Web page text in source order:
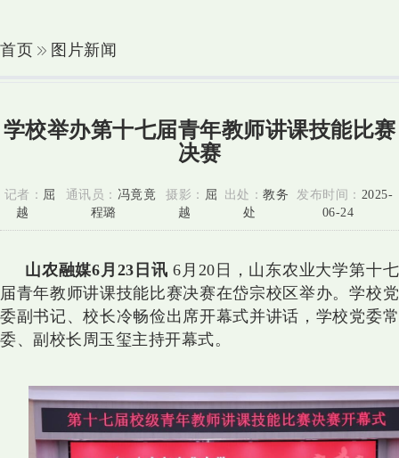
首页 图片新闻
学校举办第十七届青年教师讲课技能比赛
决赛
记者： 屈
越
通讯员： 冯竟竟
程璐
摄影： 屈
越
出处：教务
处
发布时间： 2025-
06-24
山农融媒6月23日讯 6月20日，山东农业大学第十七
届青年教师讲课技能比赛决赛在岱宗校区举办。学校党
委副书记、校长冷畅俭出席开幕式并讲话，学校党委常
委、副校长周玉玺主持开幕式。